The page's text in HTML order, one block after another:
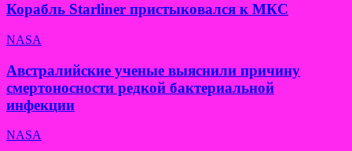
Корабль Starliner пристыковался к МКС
NASA
Австралийские ученые выяснили причину
смертоносности редкой бактериальной
инфекции
NASA